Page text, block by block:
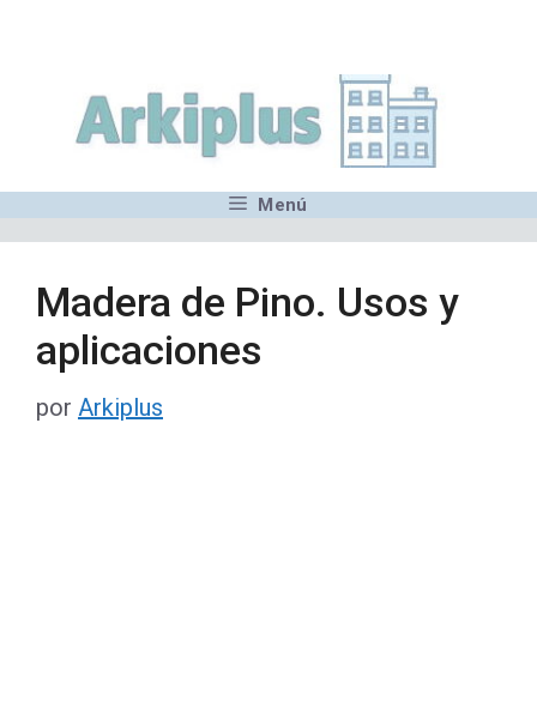
contenido
Menú
Madera de Pino. Usos y
aplicaciones
por Arkiplus